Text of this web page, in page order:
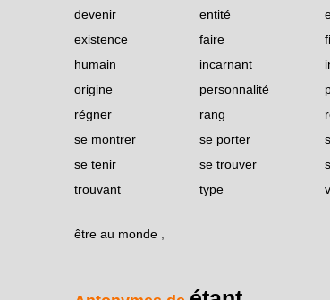
devenir
entité
existence
faire
humain
incarnant
origine
personnalité
régner
rang
se montrer
se porter
se tenir
se trouver
trouvant
type
être au monde